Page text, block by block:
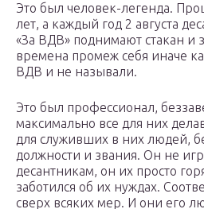
Это был человек-легенда.
лет, а каждый год 2 августа
«За ВДВ» поднимают стакан и
времена промеж себя иначе
ВДВ и не называли.
Это был профессионал,
максимально все для них
для служивших в них людей,
должности и звания. Он не
десантникам, он их просто
заботился об их нуждах.
сверх всяких мер. И они его